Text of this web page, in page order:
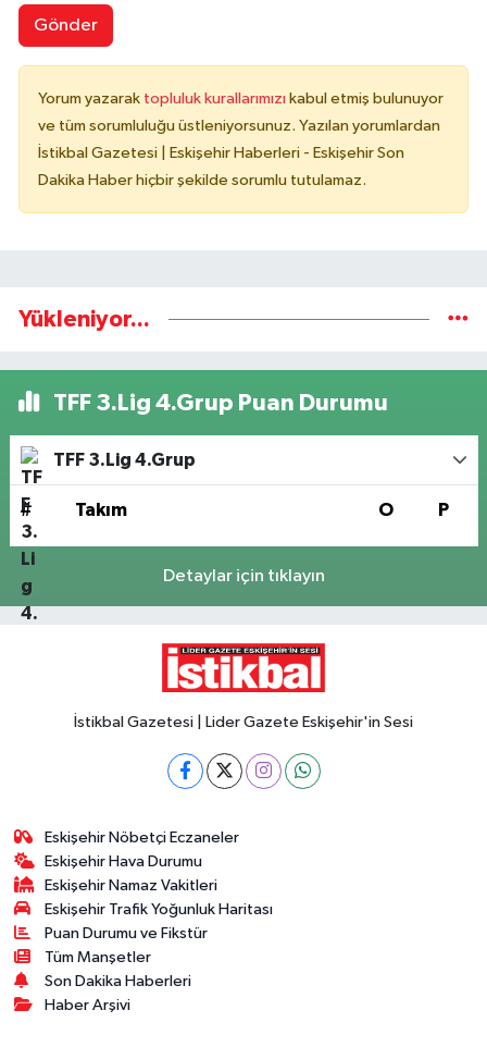
Gönder
Yorum yazarak topluluk kurallarımızı kabul etmiş bulunuyor
ve tüm sorumluluğu üstleniyorsunuz. Yazılan yorumlardan
İstikbal Gazetesi | Eskişehir Haberleri - Eskişehir Son
Dakika Haber hiçbir şekilde sorumlu tutulamaz.
Yükleniyor...
TFF 3.Lig 4.Grup Puan Durumu
TFF 3.Lig 4.Grup
# Takım O P
Detaylar için tıklayın
İstikbal Gazetesi | Lider Gazete Eskişehir'in Sesi
Eskişehir Nöbetçi Eczaneler
Eskişehir Hava Durumu
Eskişehir Namaz Vakitleri
Eskişehir Trafik Yoğunluk Haritası
Puan Durumu ve Fikstür
Tüm Manşetler
Son Dakika Haberleri
Haber Arşivi